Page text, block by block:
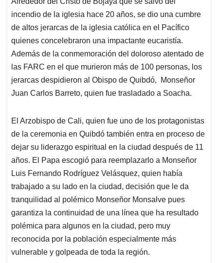
s
A
p
p
b
o
o
k
e
d
I
n
l
a
d
s
incendio de la iglesia hace 20 años, se dio una cumbre
de altos jerarcas de la iglesia católica en el Pacífico
quienes concelebraron una impactante eucaristía.
Además de la conmemoración del doloroso atentado de
las FARC en el que murieron más de 100 personas, los
jerarcas despidieron al Obispo de Quibdó, Monseñor
Juan Carlos Barreto, quien fue trasladado a Soacha.
El Arzobispo de Cali, quien fue uno de los protagonistas
de la ceremonia en Quibdó también entra en proceso de
dejar su liderazgo espiritual en la ciudad después de 11
años. El Papa escogió para reemplazarlo a Monseñor
Luis Fernando Rodríguez Velásquez, quien había
trabajado a su lado en la ciudad, decisión que le da
tranquilidad al polémico Monseñor Monsalve pues
garantiza la continuidad de una línea que ha resultado
polémica para algunos en la ciudad, pero muy
reconocida por la población especialmente más
vulnerable y golpeada de toda la región.